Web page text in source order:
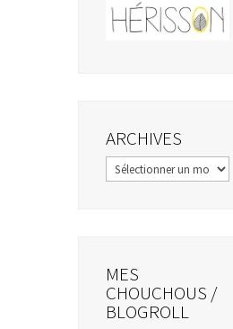
ARCHIVES
Archives
MES
CHOUCHOUS /
BLOGROLL